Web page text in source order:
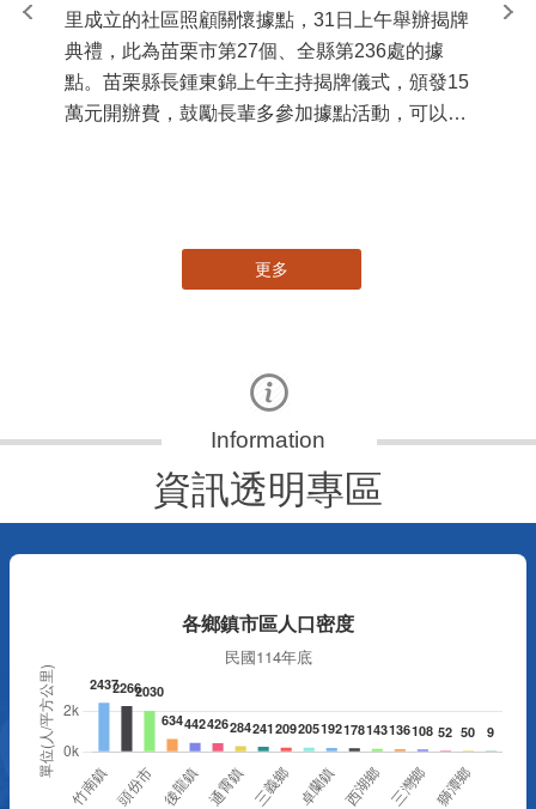
里成立的社區照顧關懷據點，31日上午舉辦揭牌
典禮，此為苗栗市第27個、全縣第236處的據
點。苗栗縣長鍾東錦上午主持揭牌儀式，頒發15
萬元開辦費，鼓勵長輩多參加據點活動，可以更
苗
更多
資訊透明專區